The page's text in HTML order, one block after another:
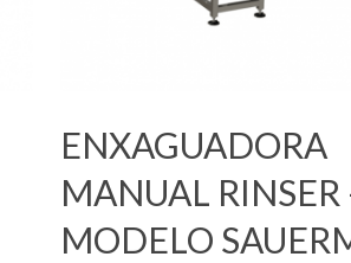
ENXAGUADORA
MANUAL RINSER
MODELO